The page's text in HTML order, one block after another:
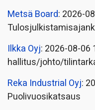
Metsä Board: 2026-
Ilkka Oyj: 2026-08-06
hallitus/johto/
Reka Industrial Oyj:
Puolivuosikatsaus